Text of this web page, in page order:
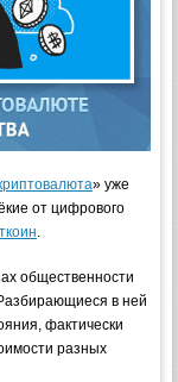
» уже
от цифрового
общественности
в ней
фактически
разных